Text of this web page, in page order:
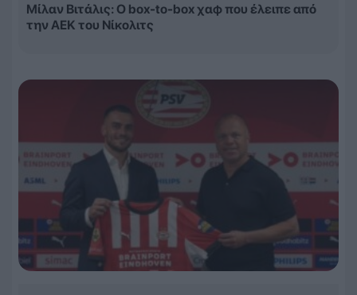
Μίλαν Βιτάλις: Ο box-to-box χαφ που έλειπε από
την ΑΕΚ του Νίκολιτς